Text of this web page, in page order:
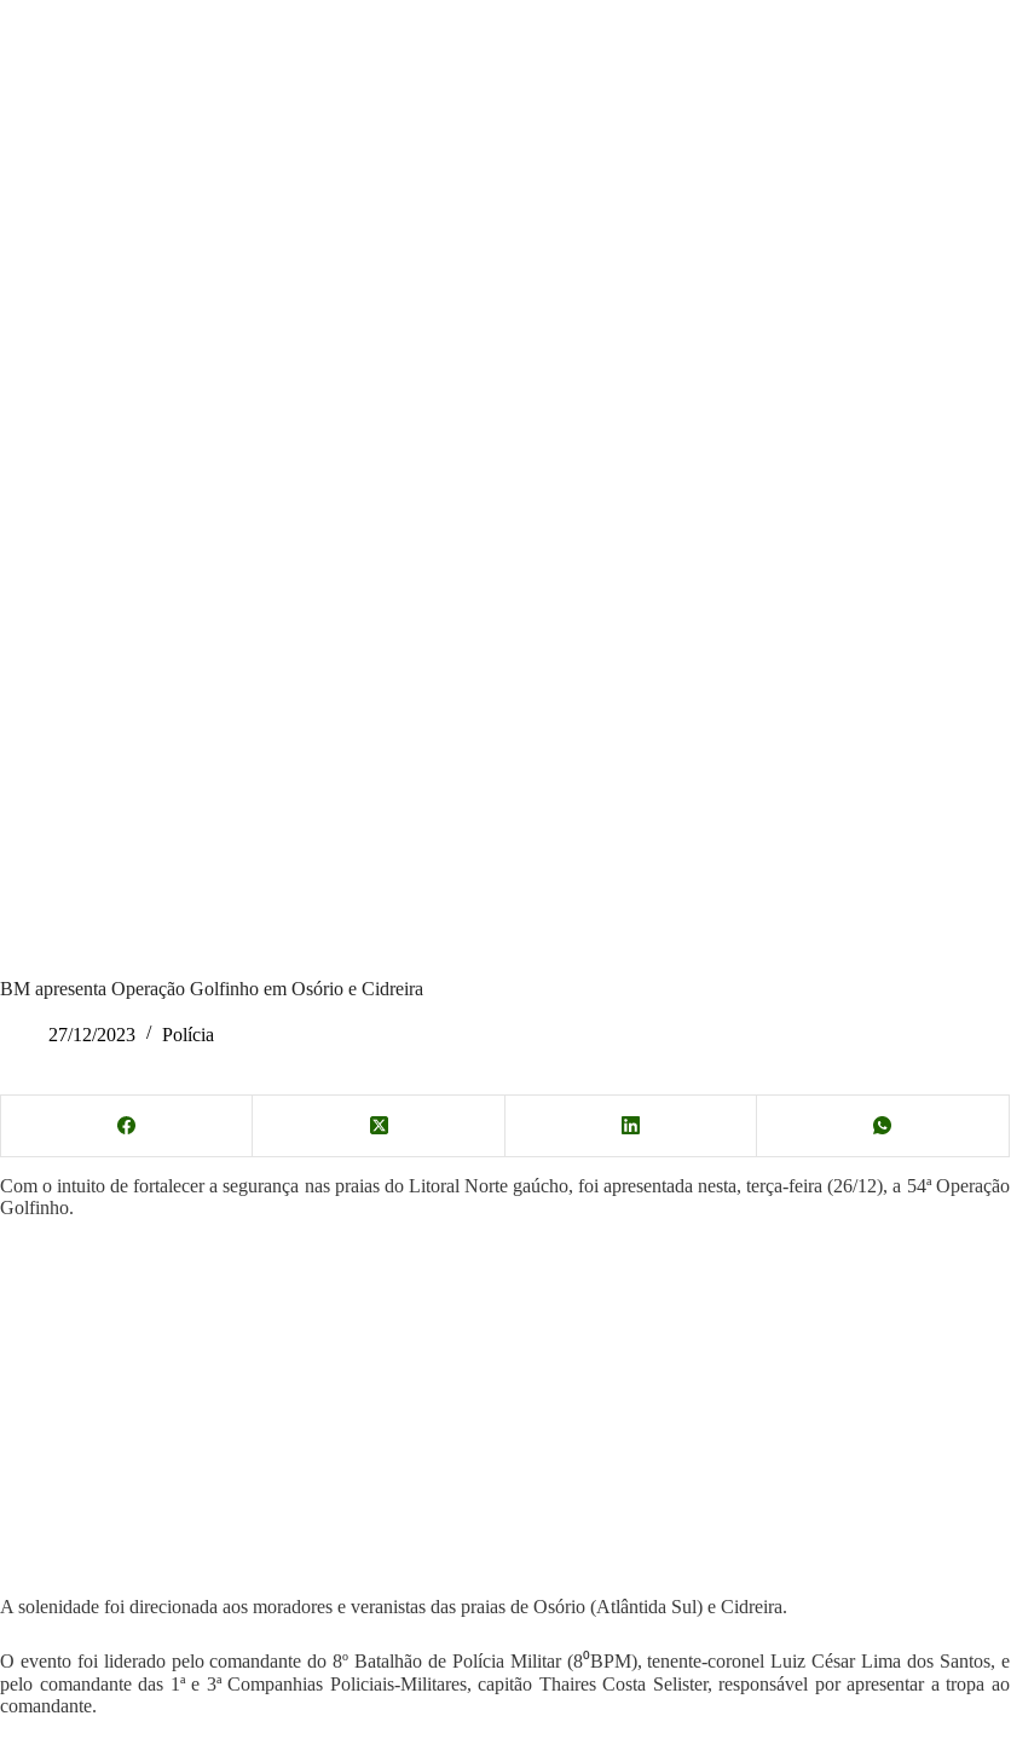
BM apresenta Operação Golfinho em Osório e Cidreira
27/12/2023 Polícia
Com o intuito de fortalecer a segurança nas praias do Litoral Norte gaúcho, foi apresentada nesta, terça-feira (26/12), a 54ª Operação
Golfinho.
A solenidade foi direcionada aos moradores e veranistas das praias de Osório (Atlântida Sul) e Cidreira.
O evento foi liderado pelo comandante do 8º Batalhão de Polícia Militar (8⁰BPM), tenente-coronel Luiz César Lima dos Santos, e
pelo comandante das 1ª e 3ª Companhias Policiais-Militares, capitão Thaires Costa Selister, responsável por apresentar a tropa ao
comandante.